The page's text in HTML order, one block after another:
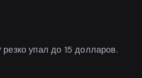
упал до 15 долларов.